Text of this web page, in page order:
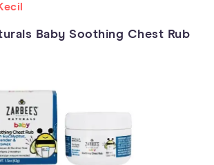
Baby Soothing Chest Rub